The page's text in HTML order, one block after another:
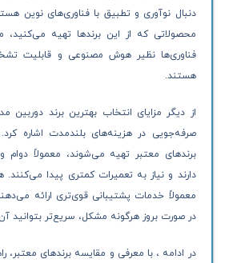
دنبال نوآوری و تطبیق با فناوری‌های نوین
محصولاتی که از این برندها تهیه می‌کنید،
فناوری‌ها نظیر هوش مصنوعی و قابلیت
هستند.
از دیگر مزایای انتخاب بهترین برند دوربین
صرفه‌جویی در هزینه‌های بلندمدت اشاره
برندهای معتبر تهیه می‌شوند، معمولاً
دارند و نیاز به تعمیرات کمتری پیدا می‌کنند.
معمولاً خدمات پشتیبانی قوی‌تری ارائه
در صورت بروز هرگونه مشکل، سریع‌تر بتوانید
در ادامه ، با معرفی و مقایسه برندهای معتبر،